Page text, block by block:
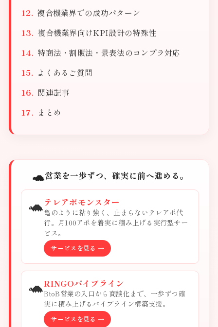
複合機業界での成功パターン
複合機業界向けKPI設計の特殊性
特商法・割販法・景表法のコンプラ対応
よくあるご質問
関連記事
まとめ
🐢営業を一歩ずつ、確実に前へ進める。
🐢 テレアポモンスター
亀のように粘り強く、止まらないテレアポ代
行。月100アポを着実に積み上げる実行型サー
ビス。
サービスを見る →
🐢RINGOパイプライン
BtoB営業の入口から商談化まで、一歩ずつ確
実に積み上げるパイプライン構築支援。
サービスを見る →